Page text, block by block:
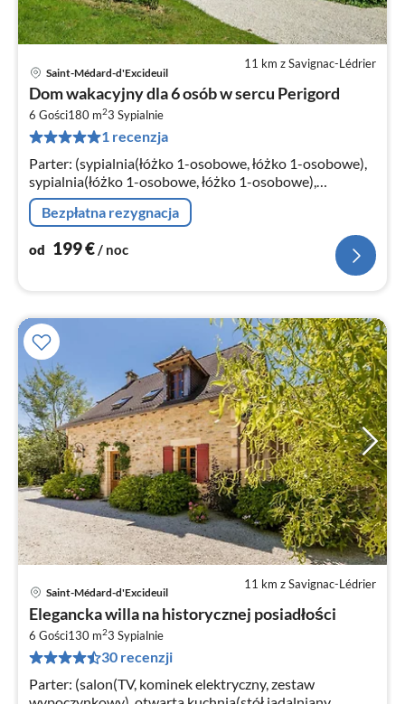
11 km z Savignac-Lédrier
Saint-Médard-d'Excideuil
Dom wakacyjny dla 6 osób w sercu Perigord
6 Gości180 m23 Sypialnie
1 recenzja
Parter: (sypialnia(łóżko 1-osobowe, łóżko 1-osobowe),
sypialnia(łóżko 1-osobowe, łóżko 1-osobowe),
łazienka(prysznic, umywalka, toaleta))
Bezpłatna rezygnacja
od 199€/ noc
11 km z Savignac-Lédrier
Saint-Médard-d'Excideuil
Elegancka willa na historycznej posiadłości
6 Gości130 m23 Sypialnie
30 recenzji
Parter: (salon(TV, kominek elektryczny, zestaw